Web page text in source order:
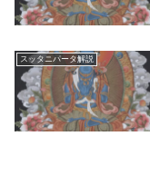
スッタニパータ解説